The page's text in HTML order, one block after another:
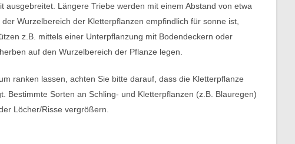
Längere Triebe werden mit einem Abstand von etwa
Wurzelbereich der Kletterpflanzen empfindlich für sonne ist,
z.B. mittels einer Unterpflanzung mit Bodendeckern oder
auf den Wurzelbereich der Pflanze legen.
ranken lassen, achten Sie bitte darauf, dass die Kletterpflanze
Sorten an Schling- und Kletterpflanzen (z.B. Blauregen)
Löcher/Risse vergrößern.